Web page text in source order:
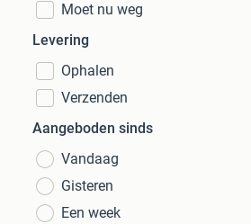
Moet nu weg
Levering
Ophalen
Verzenden
Aangeboden sinds
Vandaag
Gisteren
Een week